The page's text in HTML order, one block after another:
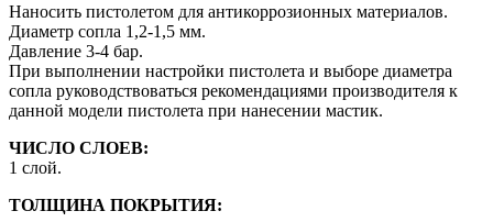
Наносить пистолетом для антикоррозионных материалов.
Диаметр сопла 1,2-1,5 мм.
Давление 3-4 бар.
При выполнении настройки пистолета и выборе диаметра
сопла руководствоваться рекомендациями производителя к
данной модели пистолета при нанесении мастик.
ЧИСЛО СЛОЕВ:
1 слой.
ТОЛЩИНА ПОКРЫТИЯ: